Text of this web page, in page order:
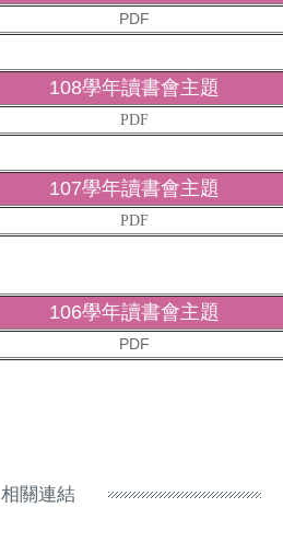
PDF
108學年讀書會主題
PDF
107學年讀書會主題
PDF
106學年讀書會主題
PDF
相關連結